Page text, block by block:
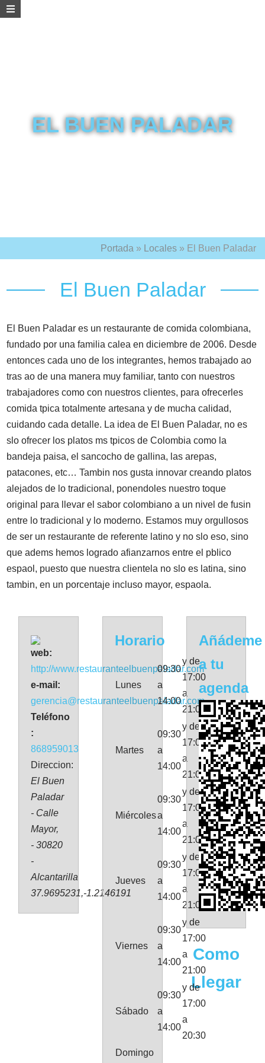
EL BUEN PALADAR
Portada » Locales » El Buen Paladar
El Buen Paladar
El Buen Paladar es un restaurante de comida colombiana,
fundado por una familia calea en diciembre de 2006. Desde
entonces cada uno de los integrantes, hemos trabajado ao
tras ao de una manera muy familiar, tanto con nuestros
trabajadores como con nuestros clientes, para ofrecerles
comida tpica totalmente artesana y de mucha calidad,
cuidando cada detalle. La idea de El Buen Paladar, no es
slo ofrecer los platos ms tpicos de Colombia como la
bandeja paisa, el sancocho de gallina, las arepas,
patacones, etc… Tambin nos gusta innovar creando platos
alejados de lo tradicional, ponendoles nuestro toque
original para llevar el sabor colombiano a un nivel de fusin
entre lo tradicional y lo moderno. Estamos muy orgullosos
de ser un restaurante de referente latino y no slo eso, sino
que adems hemos logrado afianzarnos entre el pblico
espaol, puesto que nuestra clientela no slo es latina, sino
tambin, en un porcentaje incluso mayor, espaola.
web:
http://www.restauranteelbuenpaladar.com
e-mail:
gerencia@restauranteelbuenpaladar.com
Teléfono
:
868959013
Direccion:
El Buen
Paladar
- Calle
Mayor,
- 30820
-
Alcantarilla
37.9695231,-1.2146191
Horario
Lunes
09:30
a
14:00
y de
17:00
a
21:00
Martes
09:30
a
14:00
y de
17:00
a
21:00
Miércoles
09:30
a
14:00
y de
17:00
a
21:00
Jueves
09:30
a
14:00
y de
17:00
a
21:00
Viernes
09:30
a
14:00
y de
17:00
a
21:00
Sábado
09:30
a
14:00
y de
17:00
a
20:30
Domingo
Añádeme
a tu
agenda
Como
Llegar